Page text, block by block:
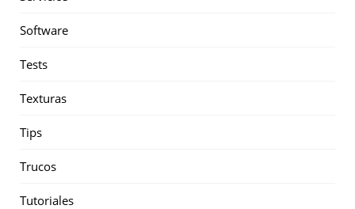
Software
Tests
Texturas
Tips
Trucos
Tutoriales